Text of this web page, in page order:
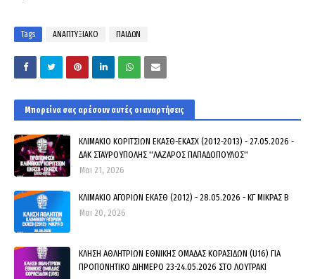
Tags ΑΝΑΠΤΥΞΙΑΚΟ ΠΑΙΔΩΝ
Μπορεί να σας αρέσουν αυτές οι αναρτήσεις
ΚΛΙΜΑΚΙΟ ΚΟΡΙΤΣΙΩΝ ΕΚΑΣΘ-ΕΚΑΣΧ (2012-2013) - 27.05.2026 -
ΔΑΚ ΣΤΑΥΡΟΥΠΟΛΗΣ ''ΛΑΖΑΡΟΣ ΠΑΠΑΔΟΠΟΥΛΟΣ''
Μαι 21, 2026
ΚΛΙΜΑΚΙΟ ΑΓΟΡΙΩΝ ΕΚΑΣΘ (2012) - 28.05.2026 - ΚΓ ΜΙΚΡΑΣ Β
Μαι 20, 2026
ΚΛΗΣΗ ΑΘΛΗΤΡΙΩΝ ΕΘΝΙΚΗΣ ΟΜΑΔΑΣ ΚΟΡΑΣΙΔΩΝ (U16) ΓΙΑ
ΠΡΟΠΟΝΗΤΙΚΟ ΔΙΗΜΕΡΟ 23-24.05.2026 ΣΤΟ ΛΟΥΤΡΑΚΙ